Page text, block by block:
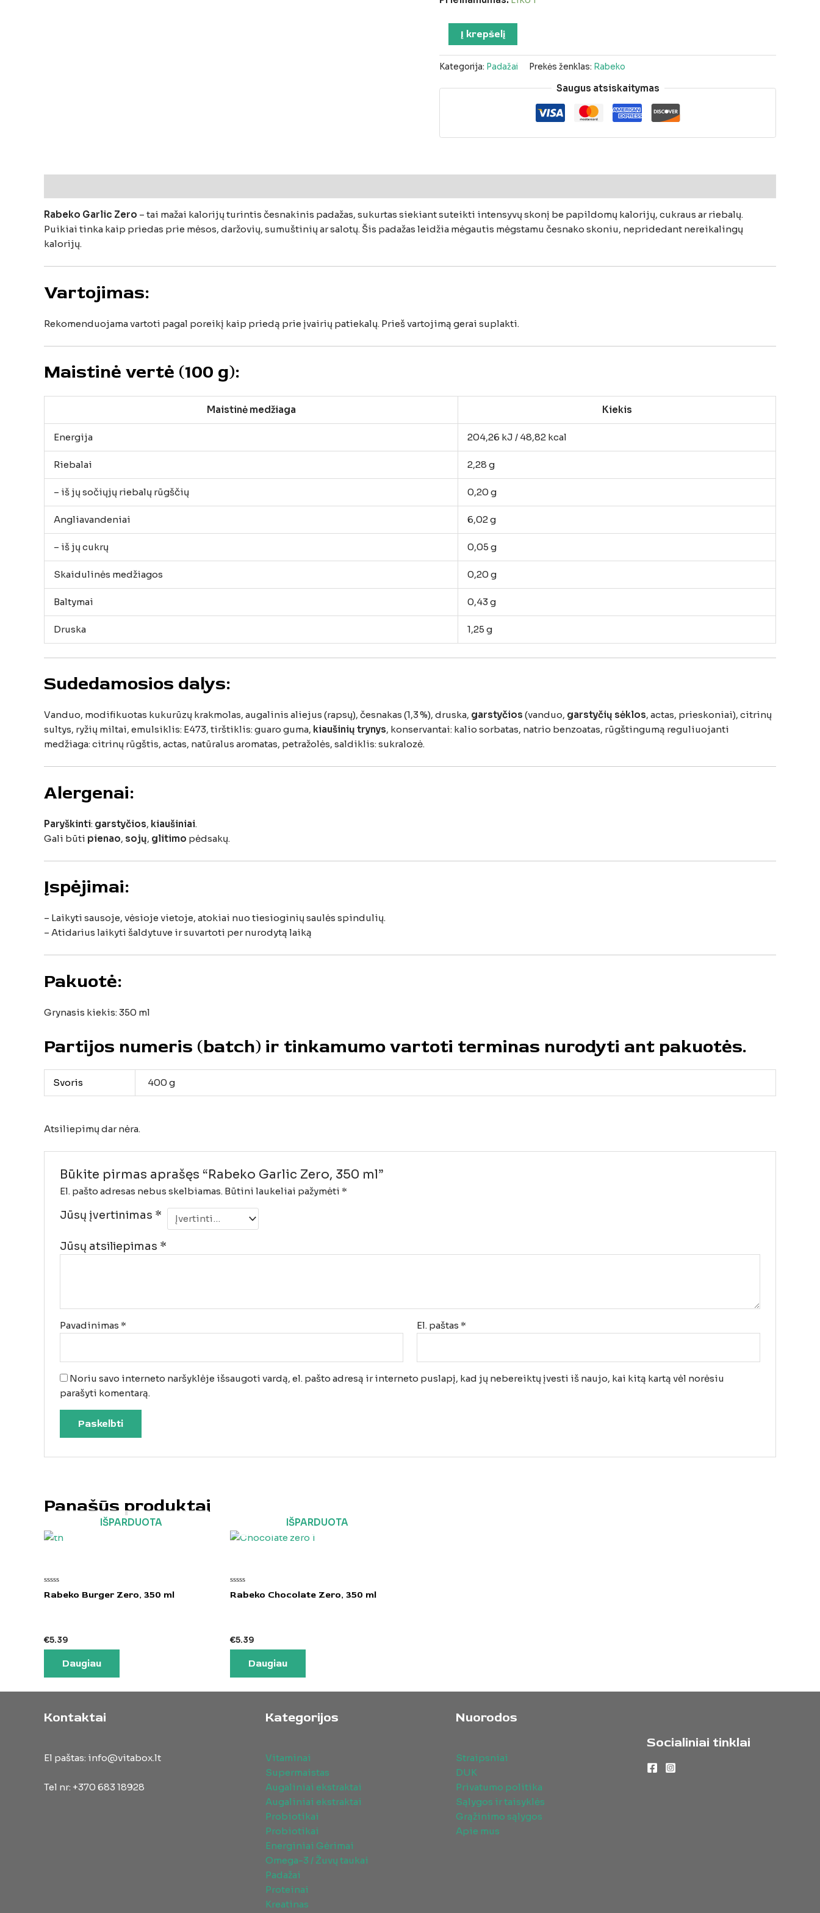
Į krepšelį
Kategorija: Padažai Prekės ženklas: Rabeko
Saugus atsiskaitymas
Rabeko Garlic Zero – tai mažai kalorijų turintis česnakinis padažas, sukurtas siekiantsuteikti intensyvų skonį be papildomų kalorijų, cukraus arriebalų.
Puikiai tinka kaip priedas prie mėsos, daržovių, sumuštinių arsalotų. Šis padažas leidžia mėgautis mėgstamu česnako skoniu, nepridedant nereikalingų
kalorijų.
Vartojimas:
Rekomenduojamavartoti pagal poreikį kaip priedą prie įvairių patiekalų. Priešvartojimą gerai suplakti.
Maistinė vertė (100 g):
Maistinė medžiaga Kiekis
Energija 204,26 kJ / 48,82 kcal
Riebalai 2,28 g
– iš jų sočiųjų riebalų rūgščių 0,20g
Angliavandeniai 6,02g
– iš jų cukrų 0,05 g
Skaidulinės medžiagos 0,20g
Baltymai 0,43 g
Druska 1,25 g
Sudedamosios dalys:
Vanduo, modifikuotas kukurūzų krakmolas, augalinis aliejus (rapsų), česnakas (1,3 %), druska, garstyčios (vanduo, garstyčių sėklos, actas, prieskoniai), citrinų
sultys, ryžių miltai, emulsiklis: E473, tirštiklis:guaro guma, kiaušinių trynys, konservantai: kalio sorbatas, natrio benzoatas, rūgštingumą reguliuojanti
medžiaga:citrinų rūgštis, actas, natūralus aromatas, petražolės, saldiklis:sukralozė.
Alergenai:
Paryškinti: garstyčios, kiaušiniai.
Gali būti pienao, sojų, glitimo pėdsakų.
Įspėjimai:
– Laikyti sausoje, vėsioje vietoje, atokiai nuo tiesioginių saulės spindulių.
– Atidarius laikyti šaldytuve irsuvartoti pernurodytą laiką
Pakuotė:
Grynasis kiekis:350 ml
Partijos numeris (batch) ir tinkamumovartoti terminas nurodyti ant pakuotės.
Svoris 400 g
Atsiliepimų dar nėra.
Būkite pirmas aprašęs “Rabeko Garlic Zero, 350 ml”
El. pašto adresas nebus skelbiamas. Būtini laukeliai pažymėti *
Jūsų įvertinimas *
Jūsų atsiliepimas *
Pavadinimas * El. paštas *
Noriu savo interneto naršyklėje išsaugoti vardą, el. pašto adresą ir interneto puslapį, kad jų nebereiktų įvesti iš naujo, kai kitą kartą vėl norėsiu
parašyti komentarą.
Panašūs produktai
IŠPARDUOTA
Įvertinimas:
0
Rabeko Burger Zero, 350 ml
€5.39
Daugiau
IŠPARDUOTA
Įvertinimas:
0
Rabeko Chocolate Zero, 350 ml
€5.39
Daugiau
Kontaktai
El paštas: info@vitabox.lt
Tel nr: +370 683 18928
Kategorijos
Vitaminai
Supermaistas
Augaliniai ekstraktai
Augaliniai ekstraktai
Probiotikai
Probiotikai
Energiniai Gėrimai
Omega-3 / Žuvų taukai
Padažai
Proteinai
Kreatinas
Nuorodos
Straipsniai
DUK
Privatumo politika
Sąlygos ir taisyklės
Grąžinimo sąlygos
Apie mus
Socialiniai tinklai